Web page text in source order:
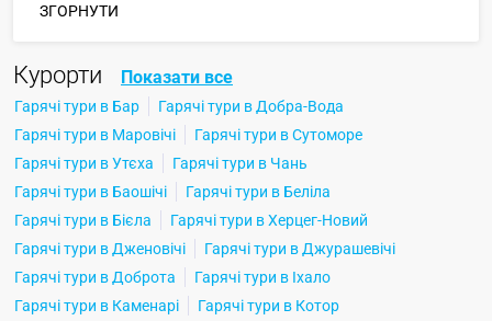
ЗГОРНУТИ
Курорти Показати все
Гарячі тури в Бар
Гарячі тури в Добра-Вода
Гарячі тури в Маровічі
Гарячі тури в Сутоморе
Гарячі тури в Утєха
Гарячі тури в Чань
Гарячі тури в Баошічі
Гарячі тури в Беліла
Гарячі тури в Бієла
Гарячі тури в Херцег-Новий
Гарячі тури в Дженовічі
Гарячі тури в Джурашевічі
Гарячі тури в Доброта
Гарячі тури в Іхало
Гарячі тури в Каменарі
Гарячі тури в Котор